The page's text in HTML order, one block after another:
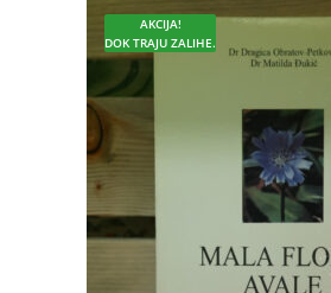
AKCIJA!
DOK TRAJU ZALIHE.